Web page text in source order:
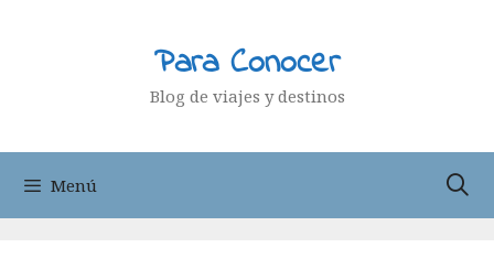
Para Conocer
Blog de viajes y destinos
Menú